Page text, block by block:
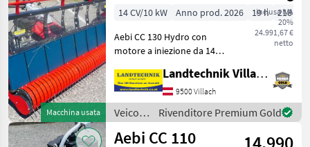
Macchina usata
218
inclusa IVA
20%
24.991,67 €
netto
14 CV/10 kW Anno prod. 2026 19 h
218 cm
Aebi CC 130 Hydro con
motore a iniezione da 14
20% rispetto al modello
precedente, cambio
elettrico per il comfort di
grandi e piccini, 2 fa
Landtechnik Villach GmbH
9500 Villach
Veicoli
agricoli
a
Rivenditore Premium Gold
Aebi CC 110